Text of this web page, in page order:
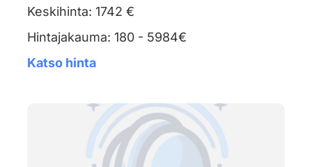
Keskihinta: 1742 €
Hintajakauma: 180 - 5984€
Katso hinta